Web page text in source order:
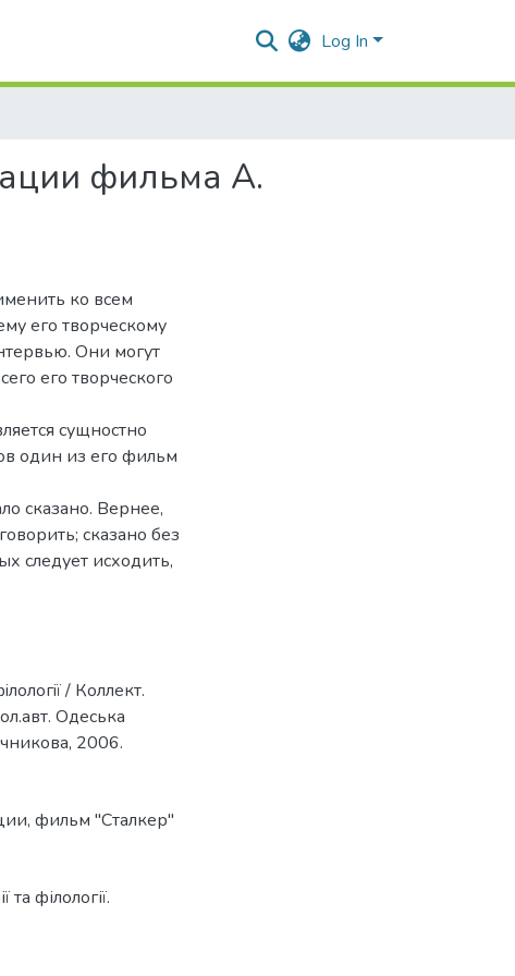
Log In
фильма А.
ко всем
его творческому
Они могут
его творческого
сущностно
один из его фильм
сказано. Вернее,
сказано без
следует исходить,
/ Коллект.
Одеська
2006.
, фильм "Сталкер"
філології.